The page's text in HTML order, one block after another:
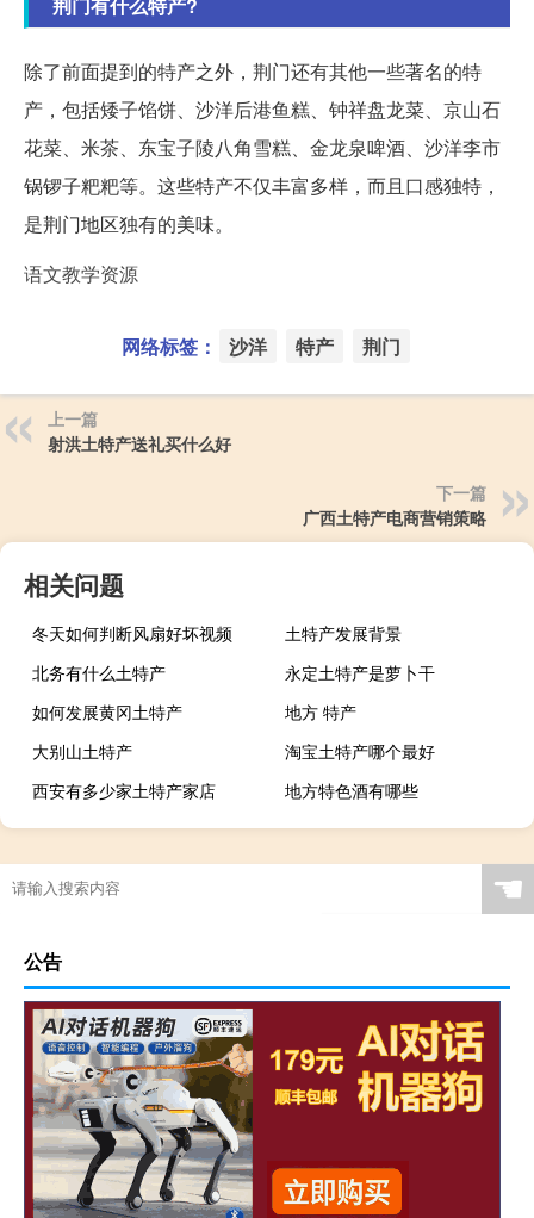
荆门有什么特产?
除了前面提到的特产之外，荆门还有其他一些著名的特
产，包括矮子馅饼、沙洋后港鱼糕、钟祥盘龙菜、京山石
花菜、米茶、东宝子陵八角雪糕、金龙泉啤酒、沙洋李市
锅锣子粑粑等。这些特产不仅丰富多样，而且口感独特，
是荆门地区独有的美味。
语文教学资源
网络标签： 沙洋 特产 荆门
上一篇
射洪土特产送礼买什么好
下一篇
广西土特产电商营销策略
相关问题
冬天如何判断风扇好坏视频
土特产发展背景
北务有什么土特产
永定土特产是萝卜干
如何发展黄冈土特产
地方 特产
大别山土特产
淘宝土特产哪个最好
西安有多少家土特产家店
地方特色酒有哪些
☚
公告